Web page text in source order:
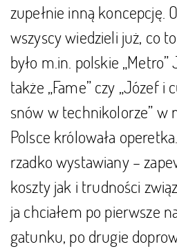
zupełnie inną koncepcję.
wszyscy wiedzieli już, co
było m.in. polskie „Metro”
także „Fame” czy „Józef i
snów w technikolorze” w
Polsce królowała
rzadko wystawiany –
koszty jak i trudności
ja chciałem po pierwsze
gatunku, po drugie